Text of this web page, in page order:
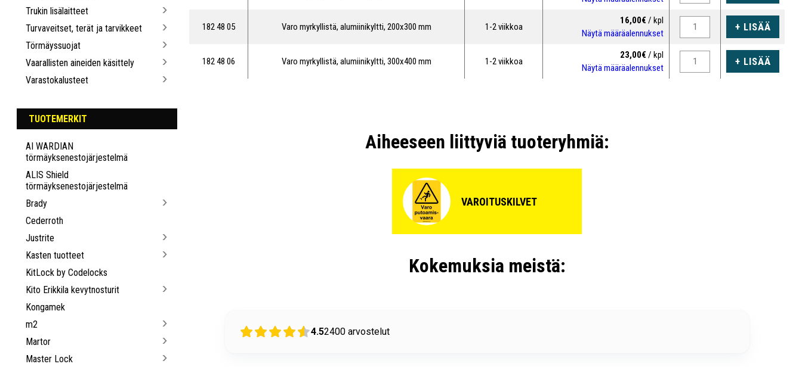
Trukin lisälaitteet
Turvaveitset, terät ja tarvikkeet
Törmäyssuojat
Vaarallisten aineiden käsittely
Varastokalusteet
TUOTEMERKIT
AI WARDIAN
törmäyksenestojärjestelmä
ALIS Shield
törmäyksenestojärjestelmä
Brady
Cederroth
Justrite
Kasten tuotteet
KitLock by Codelocks
Kito Erikkila kevytnosturit
Kongamek
m2
Martor
Master Lock
182 48 05 Varo myrkyllistä, alumiinikyltti, 200x300 mm 1-2 viikkoa
16,00€ / kpl
Näytä määräalennukset
+ LISÄÄ
182 48 06 Varo myrkyllistä, alumiinikyltti, 300x400 mm 1-2 viikkoa
23,00€ / kpl
Näytä määräalennukset
+ LISÄÄ
Aiheeseen liittyviä tuoteryhmiä:
VAROITUSKILVET
Kokemuksia meistä:
4.52400 arvostelut